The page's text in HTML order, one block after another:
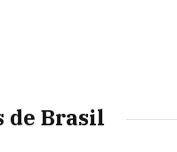
de Brasil